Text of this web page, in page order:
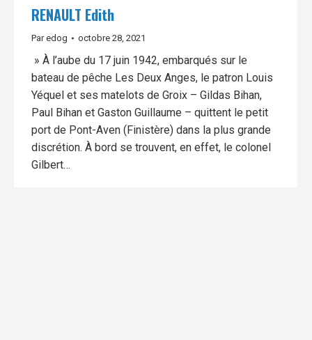
RENAULT Edith
Paredog octobre 28, 2021
» À l’aube du 17 juin 1942, embarqués sur le
bateau de pêche Les Deux Anges, le patron Louis
Yéquel et ses matelots de Groix – Gildas Bihan,
Paul Bihan et Gaston Guillaume – quittent le petit
port de Pont-Aven (Finistère) dans la plus grande
discrétion. À bord se trouvent, en effet, le colonel
Gilbert…